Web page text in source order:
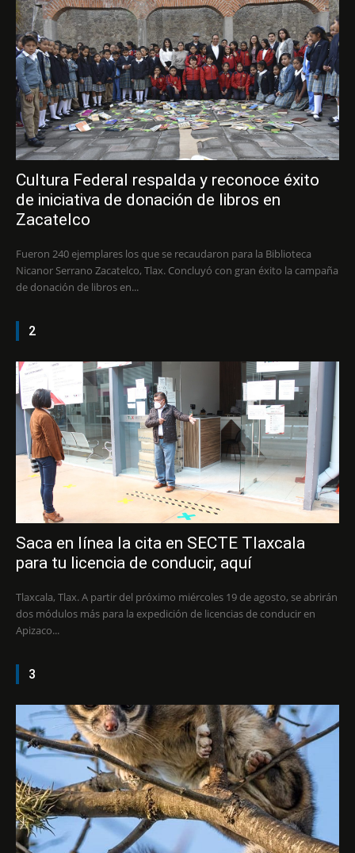
Cultura Federal respalda y reconoce éxito
de iniciativa de donación de libros en
Zacatelco
Fueron 240 ejemplares los que se recaudaron para la Biblioteca
Nicanor Serrano Zacatelco, Tlax. Concluyó con gran éxito la campaña
de donación de libros en...
2
Saca en línea la cita en SECTE Tlaxcala
para tu licencia de conducir, aquí
Tlaxcala, Tlax. A partir del próximo miércoles 19 de agosto, se abrirán
dos módulos más para la expedición de licencias de conducir en
Apizaco...
3